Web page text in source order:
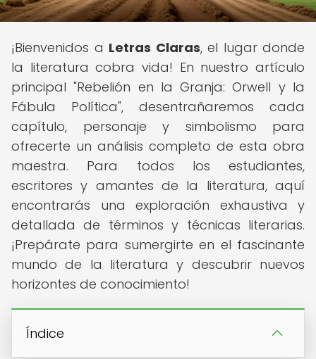
¡Bienvenidos a Letras Claras, el lugar donde
la literatura cobra vida! En nuestro artículo
principal "Rebelión en la Granja: Orwell y la
Fábula Política", desentrañaremos cada
capítulo, personaje y simbolismo para
ofrecerte un análisis completo de esta obra
maestra. Para todos los estudiantes,
escritores y amantes de la literatura, aquí
encontrarás una exploración exhaustiva y
detallada de términos y técnicas literarias.
¡Prepárate para sumergirte en el fascinante
mundo de la literatura y descubrir nuevos
horizontes de conocimiento!
Índice